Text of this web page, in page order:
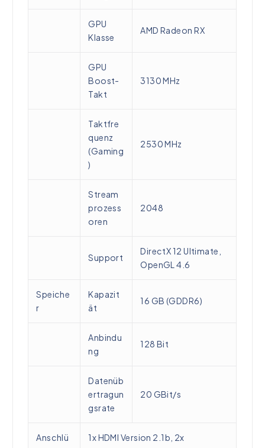
GPU
Klasse
AMD Radeon RX
GPU
Boost-
Takt
3130 MHz
Taktfre
quenz
(Gaming
)
2530 MHz
Stream
prozess
oren
2048
Support
DirectX 12 Ultimate,
OpenGL 4.6
Speiche
r
Kapazit
ät
16 GB (GDDR6)
Anbindu
ng
128 Bit
Datenüb
ertragun
gsrate
20 GBit/s
Anschlü
1x HDMI Version 2.1b, 2x